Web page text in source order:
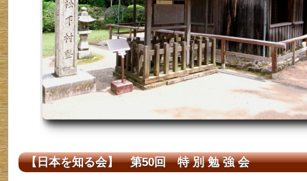
【日本を知る会】 第50回 特 別 勉 強 会